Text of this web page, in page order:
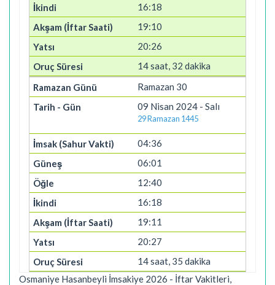
16:18
19:10
20:26
14 saat, 32 dakika
Ramazan 30
09 Nisan 2024 - Salı
29 Ramazan 1445
04:36
06:01
12:40
16:18
19:11
20:27
14 saat, 35 dakika
Osmaniye Hasanbeyli İmsakiye 2026 - İftar Vakitleri,